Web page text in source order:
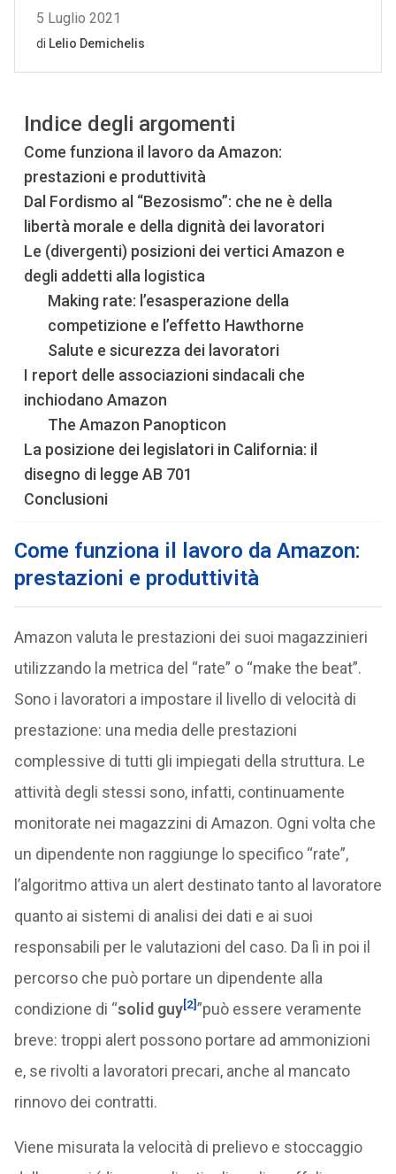
Indice degli argomenti
Come funziona il lavoro da Amazon:
prestazioni e produttività
Dal Fordismo al “Bezosismo”: che ne è della
libertà morale e della dignità dei lavoratori
Le (divergenti) posizioni dei vertici Amazon e
degli addetti alla logistica
Making rate: l’esasperazione della
competizione e l’effetto Hawthorne
Salute e sicurezza dei lavoratori
I report delle associazioni sindacali che
inchiodano Amazon
The Amazon Panopticon
La posizione dei legislatori in California: il
disegno di legge AB 701
Conclusioni
Come funziona il lavoro da Amazon:
prestazioni e produttività
Amazon valuta le prestazioni dei suoi magazzinieri
utilizzando la metrica del “rate” o “make the beat”.
Sono i lavoratori a impostare il livello di velocità di
prestazione: una media delle prestazioni
complessive di tutti gli impiegati della struttura. Le
attività degli stessi sono, infatti, continuamente
monitorate nei magazzini di Amazon. Ogni volta che
un dipendente non raggiunge lo specifico “rate”,
l’algoritmo attiva un alert destinato tanto al lavoratore
quanto ai sistemi di analisi dei dati e ai suoi
responsabili per le valutazioni del caso. Da lì in poi il
percorso che può portare un dipendente alla
condizione di “solid guy[2]”può essere veramente
breve: troppi alert possono portare ad ammonizioni
e, se rivolti a lavoratori precari, anche al mancato
rinnovo dei contratti.
Viene misurata la velocità di prelievo e stoccaggio